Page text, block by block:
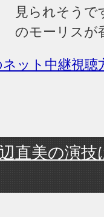
見られそう
のモーリスが
ネット中継視
直美の演技